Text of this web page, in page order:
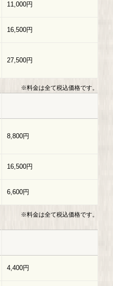
11,000円
16,500円
27,500円
※料金は全て税込価格です。
8,800円
16,500円
6,600円
※料金は全て税込価格です。
4,400円